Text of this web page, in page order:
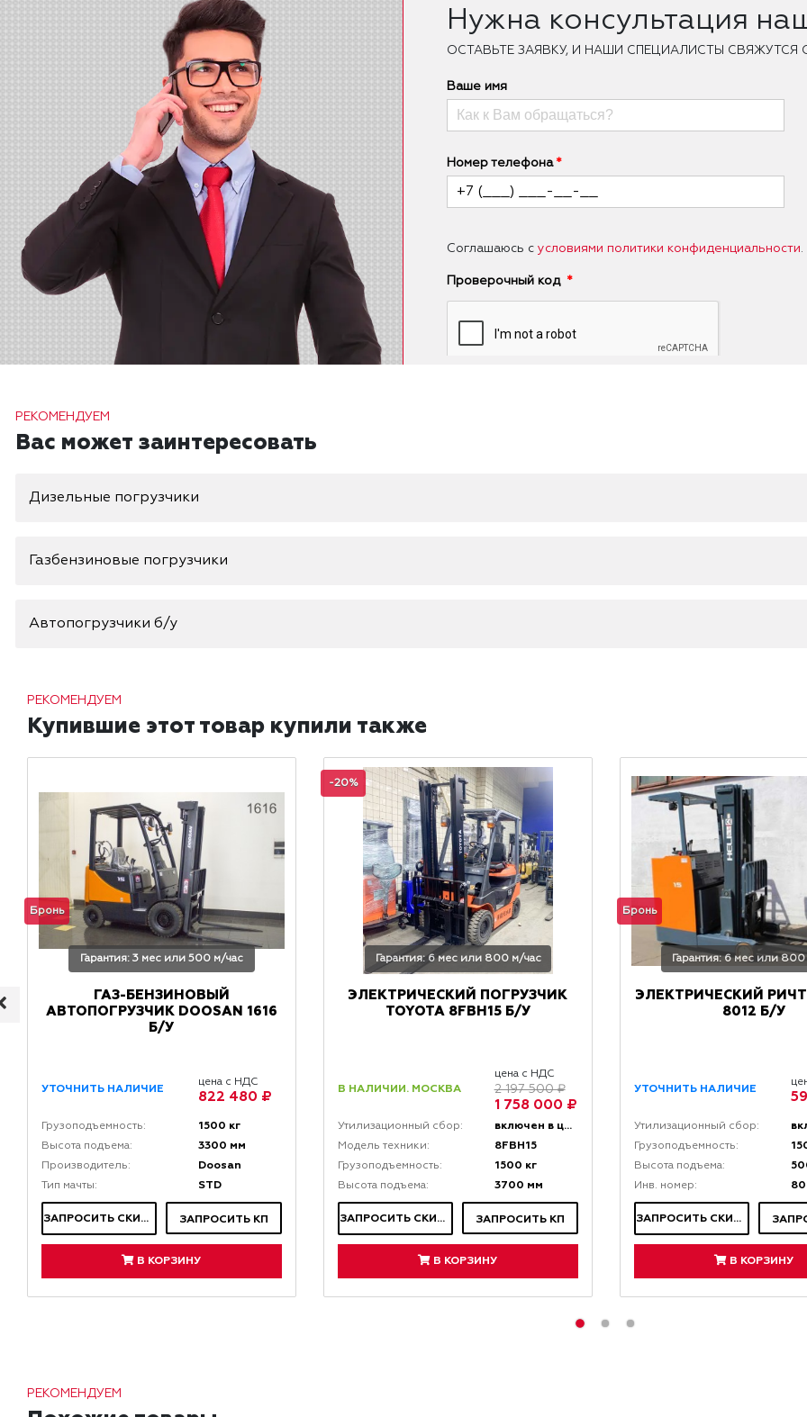
Нужна консультация
ОCТАВЬТЕ ЗАЯВКУ, И НАШИ СПЕЦИАЛИСТЫ
Ваше имя
Номер телефона
Соглашаюсь с условиями политики конфиденциальности.
Проверочный код
РЕКОМЕНДУЕМ
Вас может заинтересовать
Дизельные погрузчики
Газбензиновые погрузчики
Автопогрузчики б/у
РЕКОМЕНДУЕМ
Купившие этот товар купили также
Бронь
Гарантия: 3 мес или 500 м/час
ГАЗ-БЕНЗИНОВЫЙ
АВТОПОГРУЗЧИК DOOSAN 1616
Б/У
УТОЧНИТЬ НАЛИЧИЕ
цена с НДС
822 480 ₽
Грузоподъемность: 1500 кг
Высота подъема: 3300 мм
Производитель: Doosan
Тип мачты: STD
ЗАПРОСИТЬ СКИДКУ ЗАПРОСИТЬ КП
В КОРЗИНУ
-20%
Гарантия: 6 мес или 800 м/час
ЭЛЕКТРИЧЕСКИЙ ПОГРУЗЧИК
TOYOTA 8FBH15 Б/У
В НАЛИЧИИ. МОСКВА
цена с НДС
2 197 500 ₽
1 758 000 ₽
Утилизационный сбор: включен в цену
Модель техники: 8FBH15
Грузоподъемность: 1500 кг
Высота подъема: 3700 мм
ЗАПРОСИТЬ СКИДКУ ЗАПРОСИТЬ КП
В КОРЗИНУ
Бронь
Гарантия: 6 мес или
ЭЛЕКТРИЧЕСКИЙ
8012 Б/У
УТОЧНИТЬ НАЛИЧИЕ
Утилизационный сбор:
Грузоподъемность:
Высота подъема:
Инв. номер:
ЗАПРОСИТЬ СКИДКУ
В КОРЗИНУ
РЕКОМЕНДУЕМ